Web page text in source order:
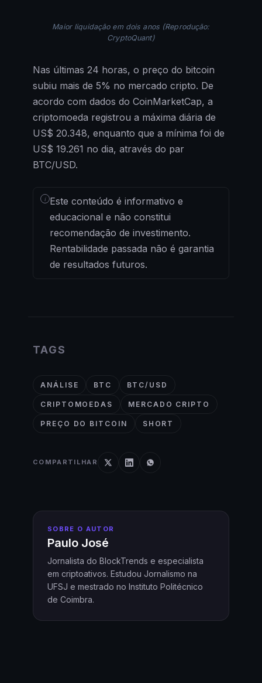
Maior liquidação em dois anos (Reprodução:
CryptoQuant)
Nas últimas 24 horas, o preço do bitcoin
subiu mais de 5% no mercado cripto. De
acordo com dados do CoinMarketCap, a
criptomoeda registrou a máxima diária de
US$ 20.348, enquanto que a mínima foi de
US$ 19.261 no dia, através do par
BTC/USD.
i Este conteúdo é informativo e
educacional e não constitui
recomendação de investimento.
Rentabilidade passada não é garantia
de resultados futuros.
TAGS
ANÁLISE BTC BTC/USD
CRIPTOMOEDAS MERCADO CRIPTO
PREÇO DO BITCOIN SHORT
COMPARTILHAR
SOBRE O AUTOR
Paulo José
Jornalista do BlockTrends e especialista
em criptoativos. Estudou Jornalismo na
UFSJ e mestrado no Instituto Politécnico
de Coimbra.